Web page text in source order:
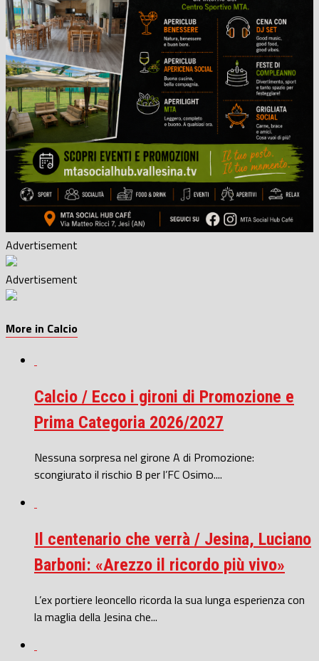
Advertisement
Advertisement
More in Calcio
Calcio / Ecco i gironi di Promozione e
Prima Categoria 2026/2027
Nessuna sorpresa nel girone A di Promozione:
scongiurato il rischio B per l’FC Osimo....
Il centenario che verrà / Jesina, Luciano
Barboni: «Arezzo il ricordo più vivo»
L’ex portiere leoncello ricorda la sua lunga esperienza con
la maglia della Jesina che...